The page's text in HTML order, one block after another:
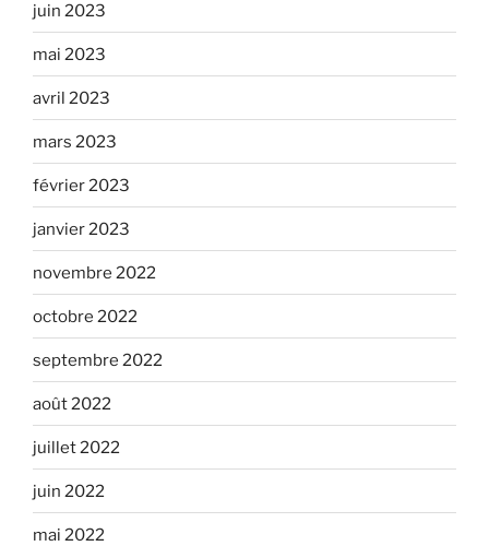
juin 2023
mai 2023
avril 2023
mars 2023
février 2023
janvier 2023
novembre 2022
octobre 2022
septembre 2022
août 2022
juillet 2022
juin 2022
mai 2022